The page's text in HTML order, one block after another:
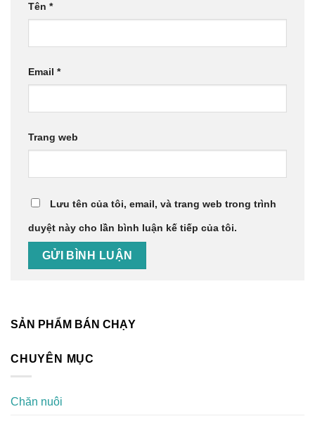
Tên *
Email *
Trang web
Lưu tên của tôi, email, và trang web trong trình
duyệt này cho lần bình luận kế tiếp của tôi.
SẢN PHẨM BÁN CHẠY
CHUYÊN MỤC
Chăn nuôi